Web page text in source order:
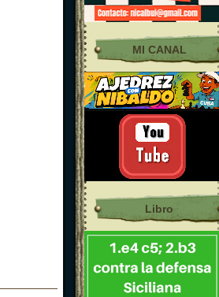
MI CANAL
Libro